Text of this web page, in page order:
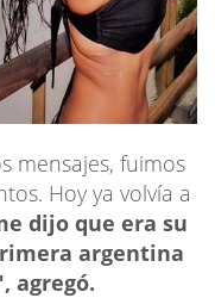
mensajes, fuimos
Hoy ya volvía a
dijo que era su
argentina
agregó.